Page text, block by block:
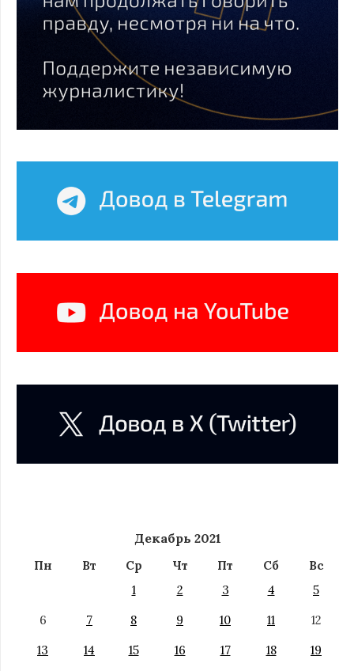
Декабрь 2021
Пн Вт Ср Чт Пт Сб
Вс
1
2 3 4
5
6
7 8 9 10 11
12
13
14 15 16 17 18
19